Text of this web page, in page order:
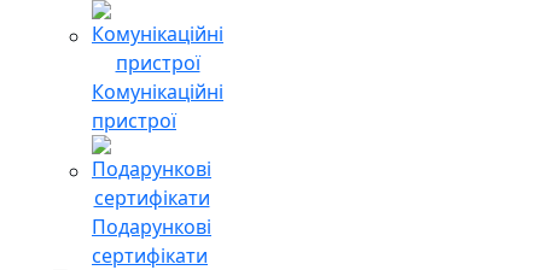
Комунікаційні
пристрої
Подарункові
сертифікати